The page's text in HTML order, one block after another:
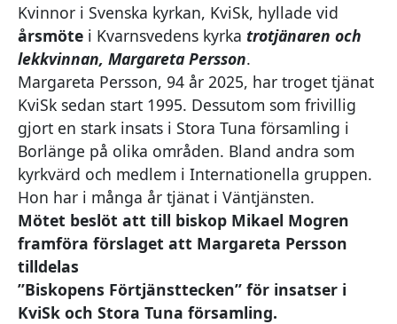
Kvinnor i Svenska kyrkan, KviSk, hyllade vid
årsmöte i Kvarnsvedens kyrka trotjänaren och
lekkvinnan, Margareta Persson.
Margareta Persson, 94 år 2025, har troget tjänat
KviSk sedan start 1995. Dessutom som frivillig
gjort en stark insats i Stora Tuna församling i
Borlänge på olika områden. Bland andra som
kyrkvärd och medlem i Internationella gruppen.
Hon har i många år tjänat i Väntjänsten.
Mötet beslöt att till biskop Mikael Mogren
framföra förslaget att Margareta Persson
tilldelas
”Biskopens Förtjänsttecken” för insatser i
KviSk och Stora Tuna församling.